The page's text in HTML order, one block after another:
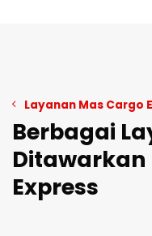
Layanan Mas Cargo
Berbagai
Ditawarkan
Express